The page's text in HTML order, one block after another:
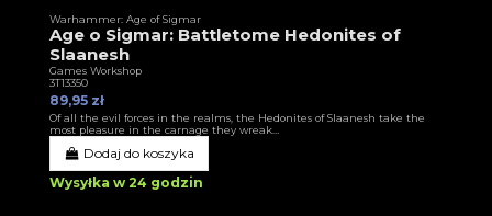
Warhammer: Age of Sigmar
Age o Sigmar: Battletome Hedonites of
Slaanesh
Games Workshop
3T13350
89,95 zł
Of all the evil forces in the realms, the Hedonites of Slaanesh take the
most pleasure in the carnage they wreak…
Dodaj do koszyka
Wysyłka w 24 godzin